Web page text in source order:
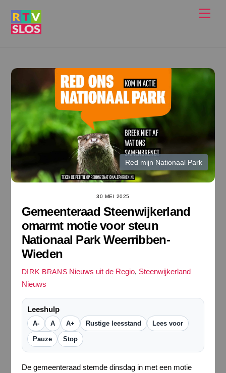
Red mijn Nationaal Park
30 MEI 2025
Gemeenteraad Steenwijkerland
omarmt motie voor steun
Nationaal Park Weerribben-
Wieden
DIRK BRANS Nieuws uit de Regio, Steenwijkerland
Nieuws
Leeshulp
A- A A+ Rustige leesstand Lees voor
Pauze Stop
De gemeenteraad stemde dinsdag in met een motie